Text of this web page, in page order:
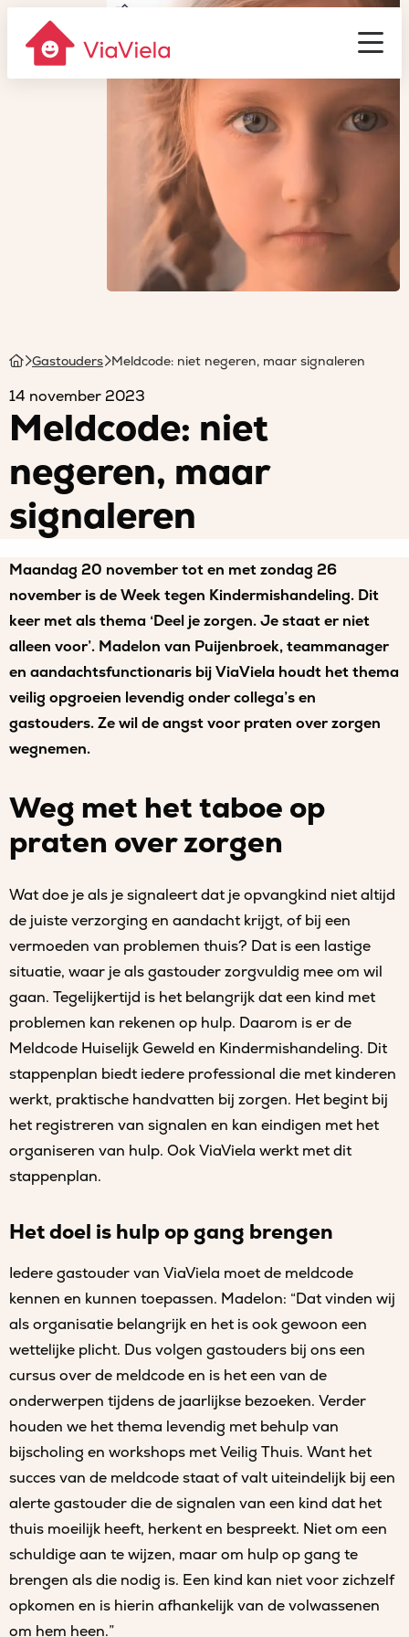
Gastouderbureau
ViaViela
Homepage
Gastouders Meldcode: niet negeren, maar signaleren
14 november 2023
Meldcode: niet
negeren, maar
signaleren
Maandag 20 november tot en met zondag 26
november is de Week tegen Kindermishandeling. Dit
keer met als thema ‘Deel je zorgen. Je staat er niet
alleen voor’. Madelon van Puijenbroek, teammanager
en aandachtsfunctionaris bij ViaViela houdt het thema
veilig opgroeien levendig onder collega’s en
gastouders. Ze wil de angst voor praten over zorgen
wegnemen.
Weg met het taboe op
praten over zorgen
Wat doe je als je signaleert dat je opvangkind niet altijd
de juiste verzorging en aandacht krijgt, of bij een
vermoeden van problemen thuis? Dat is een lastige
situatie, waar je als gastouder zorgvuldig mee om wil
gaan. Tegelijkertijd is het belangrijk dat een kind met
problemen kan rekenen op hulp. Daarom is er de
Meldcode Huiselijk Geweld en Kindermishandeling. Dit
stappenplan biedt iedere professional die met kinderen
werkt, praktische handvatten bij zorgen. Het begint bij
het registreren van signalen en kan eindigen met het
organiseren van hulp. Ook ViaViela werkt met dit
stappenplan.
Het doel is hulp op gang brengen
Iedere gastouder van ViaViela moet de meldcode
kennen en kunnen toepassen. Madelon: “Dat vinden wij
als organisatie belangrijk en het is ook gewoon een
wettelijke plicht. Dus volgen gastouders bij ons een
cursus over de meldcode en is het een van de
onderwerpen tijdens de jaarlijkse bezoeken. Verder
houden we het thema levendig met behulp van
bijscholing en workshops met Veilig Thuis. Want het
succes van de meldcode staat of valt uiteindelijk bij een
alerte gastouder die de signalen van een kind dat het
thuis moeilijk heeft, herkent en bespreekt. Niet om een
schuldige aan te wijzen, maar om hulp op gang te
brengen als die nodig is. Een kind kan niet voor zichzelf
opkomen en is hierin afhankelijk van de volwassenen
om hem heen.”